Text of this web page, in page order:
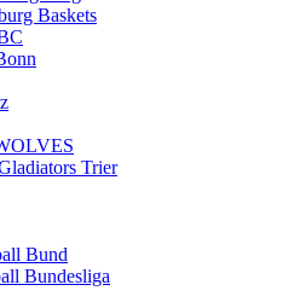
Baskets
Trier
Bund
Bundesliga